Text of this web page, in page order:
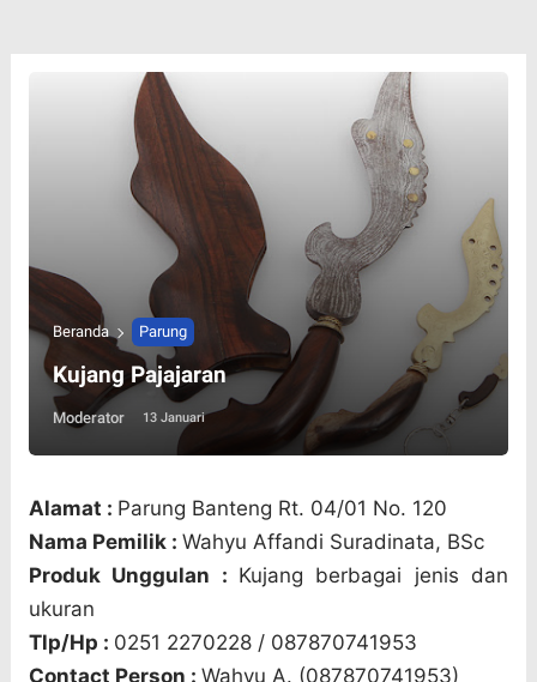
Beranda Parung
Kujang Pajajaran
Moderator 13 Januari
Alamat : Parung Banteng Rt. 04/01 No. 120
Nama Pemilik : Wahyu Affandi Suradinata, BSc
Produk Unggulan : Kujang berbagai jenis dan
ukuran
Tlp/Hp : 0251 2270228 / 087870741953
Contact Person : Wahyu A. (087870741953)